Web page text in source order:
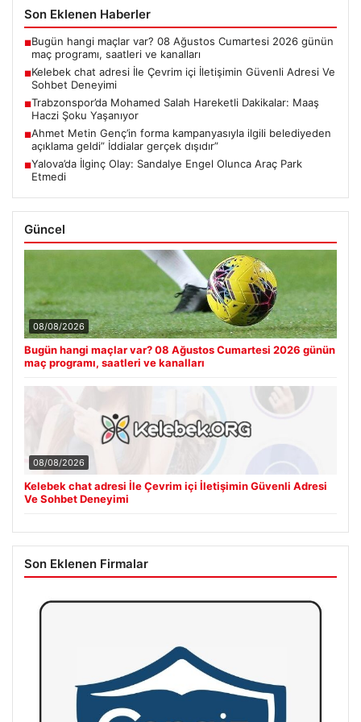
Son Eklenen Haberler
■Bugün hangi maçlar var? 08 Ağustos Cumartesi 2026 günün
maç programı, saatleri ve kanalları
■Kelebek chat adresi İle Çevrim içi İletişimin Güvenli Adresi Ve
Sohbet Deneyimi
■Trabzonspor’da Mohamed Salah Hareketli Dakikalar: Maaş
Haczi Şoku Yaşanıyor
■Ahmet Metin Genç’in forma kampanyasıyla ilgili belediyeden
açıklama geldi” İddialar gerçek dışıdır”
■Yalova’da İlginç Olay: Sandalye Engel Olunca Araç Park
Etmedi
Güncel
08/08/2026
Bugün hangi maçlar var? 08 Ağustos Cumartesi 2026 günün
maç programı, saatleri ve kanalları
08/08/2026
Kelebek chat adresi İle Çevrim içi İletişimin Güvenli Adresi
Ve Sohbet Deneyimi
Son Eklenen Firmalar